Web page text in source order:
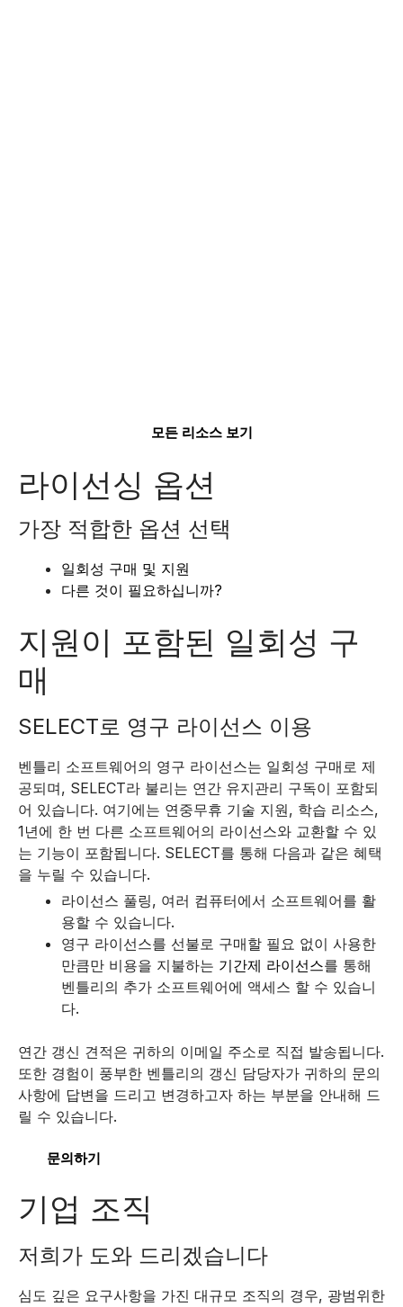
모든 리소스 보기
라이선싱 옵션
가장 적합한 옵션 선택
일회성 구매 및 지원
다른 것이 필요하십니까?
지원이 포함된 일회성 구
매
SELECT로 영구 라이선스 이용
벤틀리 소프트웨어의 영구 라이선스는 일회성 구매로 제
공되며, SELECT라 불리는 연간 유지관리 구독이 포함되
어 있습니다. 여기에는 연중무휴 기술 지원, 학습 리소스,
1년에 한 번 다른 소프트웨어의 라이선스와 교환할 수 있
는 기능이 포함됩니다. SELECT를 통해 다음과 같은 혜택
을 누릴 수 있습니다.
라이선스 풀링, 여러 컴퓨터에서 소프트웨어를 활
용할 수 있습니다.
영구 라이선스를 선불로 구매할 필요 없이 사용한
만큼만 비용을 지불하는 기간제 라이선스를 통해
벤틀리의 추가 소프트웨어에 액세스 할 수 있습니
다.
연간 갱신 견적은 귀하의 이메일 주소로 직접 발송됩니다.
또한 경험이 풍부한 벤틀리의 갱신 담당자가 귀하의 문의
사항에 답변을 드리고 변경하고자 하는 부분을 안내해 드
릴 수 있습니다.
문의하기
기업 조직
저희가 도와 드리겠습니다
심도 깊은 요구사항을 가진 대규모 조직의 경우, 광범위한